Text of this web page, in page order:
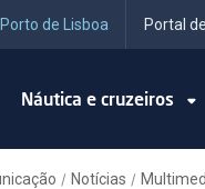
de Lisboa Portal
Náutica e cruzeiros
/ Notícias /